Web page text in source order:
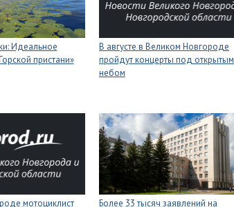
Идеальное
пристани»
В августе в Великом Новгороде
пройдут концерты под открытым
небом
мотоциклист
Более 33 тысяч заявлений на